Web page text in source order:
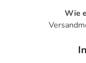
Wie